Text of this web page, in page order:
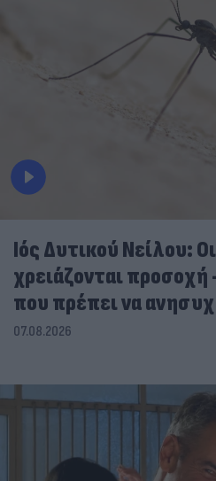
Ιός Δυτικού Νείλου:
χρειάζονται
που πρέπει να
07.08.2026